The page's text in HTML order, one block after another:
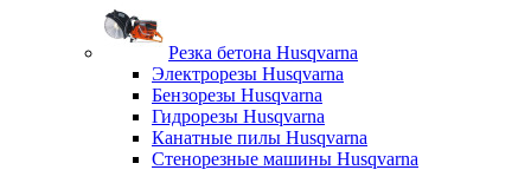
Резка бетона Husqvarna
Электрорезы Husqvarna
Бензорезы Husqvarna
Гидрорезы Husqvarna
Канатные пилы Husqvarna
Стенорезные машины Husqvarna